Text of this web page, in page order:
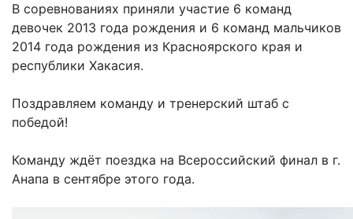
В соревнованиях приняли участие 6 команд
девочек 2013 года рождения и 6 команд мальчиков
2014 года рождения из Красноярского края и
республики Хакасия.
Поздравляем команду и тренерский штаб с
победой!
Команду ждёт поездка на Всероссийский финал в г.
Анапа в сентябре этого года.